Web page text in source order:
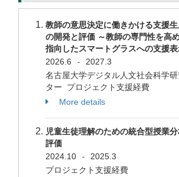
教師の意思決定に働きかける支援
の開発と評価 ～教師の専門性を高
指向したスマートグラスへの支援表
2026.6
-
2027.3
名古屋大学デジタル人文社会科学
ター プロジェクト支援経費
More details
児童生徒理解のための統合型授業
評価
2024.10
-
2025.3
プロジェクト支援経費